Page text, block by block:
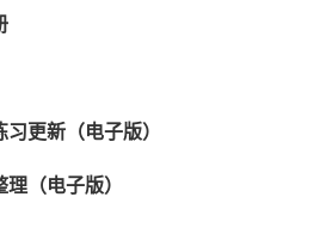
更新（电子版）
（电子版）